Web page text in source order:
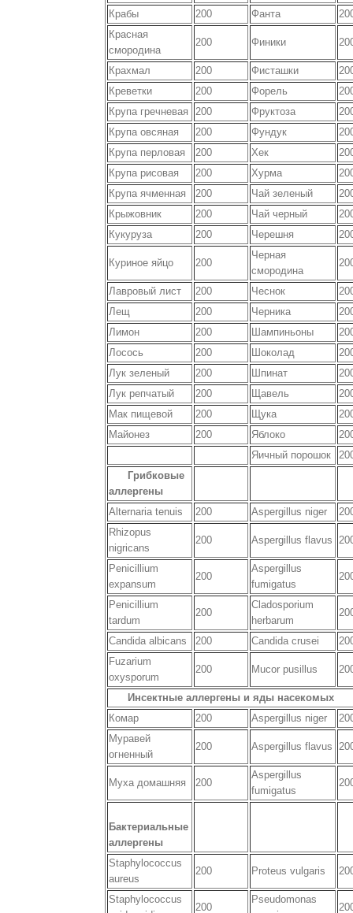
Крабы 200 Фанта
Красная
смородина
200 Финики
Крахмал 200 Фисташки
Креветки
200 Форель
Крупа гречневая
200 Фруктоза
Крупа овсяная
200 Фундук
Крупа перловая
200 Хек
Крупа рисовая
200 Хурма
Крупа ячменная
200 Чай зеленый
Крыжовник
200 Чай черный
Кукуруза
200 Черешня
Куриное яйцо 200
Черная
смородина
Лавровый лист 200 Чеснок
Лещ
200 Черника
Лимон
200 Шампиньоны
Лосось
200 Шоколад
Лук зеленый
200 Шпинат
Лук репчатый
200 Щавель
Мак пищевой
200 Щука
Майонез
200 Яблоко
Яичный порошок
Грибковые
аллергены
Alternaria tenuis
200 Aspergillus niger
Rhizopus
nigricans
200 Aspergillus flavus
Penicillium
expansum
200
Aspergillus
fumigatus
Penicillium
tardum
200
Cladosporium
herbarum
Candida albicans 200 Candida crusei
Fuzarium
oxysporum
200 Mucor pusillus
Инсектные аллергены и яды насекомых
Комар
200 Aspergillus niger
Муравей
огненный
200 Aspergillus flavus
Муха домашняя 200
Aspergillus
fumigatus
Бактериальные
аллергены
Staphylococcus
aureus
200 Proteus vulgaris
Staphylococcus
200
Pseudomonas